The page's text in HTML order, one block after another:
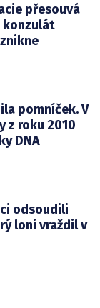
přesouvá
konzulát
pomníček. V
z roku 2010
DNA
odsoudili
loni vraždil v